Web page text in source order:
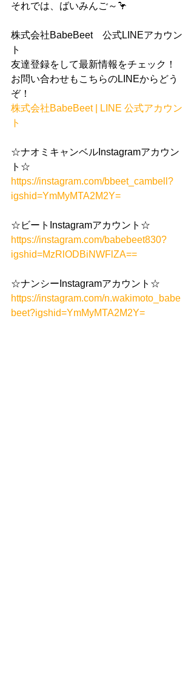
それでは、ばいみんご～🦩
株式会社BabeBeet　公式LINEアカウン
ト
友達登録をして最新情報をチェック！
お問い合わせもこちらのLINEからどう
ぞ！
株式会社BabeBeet | LINE 公式アカウン
ト
☆ナオミキャンベルInstagramアカウン
ト☆
https://instagram.com/bbeet_cambell?
igshid=YmMyMTA2M2Y=
☆ビートInstagramアカウント☆
https://instagram.com/babebeet830?
igshid=MzRlODBiNWFlZA==
☆ナンシーInstagramアカウント☆
https://instagram.com/n.wakimoto_babe
beet?igshid=YmMyMTA2M2Y=